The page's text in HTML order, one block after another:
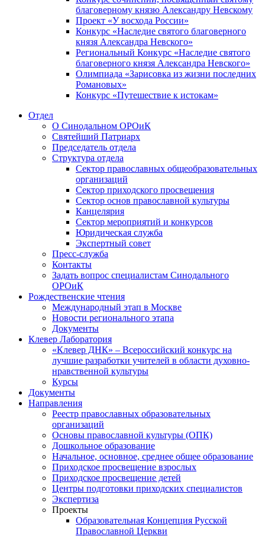
благоверному князю Александру Невскому
Проект «У восхода России»
Конкурс «Наследие святого благоверного
князя Александра Невского»
Региональный Конкурс «Наследие святого
благоверного князя Александра Невского»
Олимпиада «Зарисовка из жизни последних
Романовых»
Конкурс «Путешествие к истокам»
Отдел
О Синодальном ОРОиК
Святейший Патриарх
Председатель отдела
Структура отдела
Сектор православных общеобразовательных
организаций
Сектор приходского просвещения
Сектор основ православной культуры
Канцелярия
Сектор мероприятий и конкурсов
Юридическая служба
Экспертный совет
Пресс-служба
Контакты
Задать вопрос специалистам Синодального
ОРОиК
Рождественские чтения
Международный этап в Москве
Новости регионального этапа
Документы
Клевер Лаборатория
«Клевер ДНК» – Всероссийский конкурс на
лучшие разработки учителей в области духовно-
нравственной культуры
Курсы
Документы
Направления
Реестр православных образовательных
организаций
Основы православной культуры (ОПК)
Дошкольное образование
Начальное, основное, среднее общее образование
Приходское просвещение взрослых
Приходское просвещение детей
Центры подготовки приходских специалистов
Экспертиза
Проекты
Образовательная Концепция Русской
Православной Церкви